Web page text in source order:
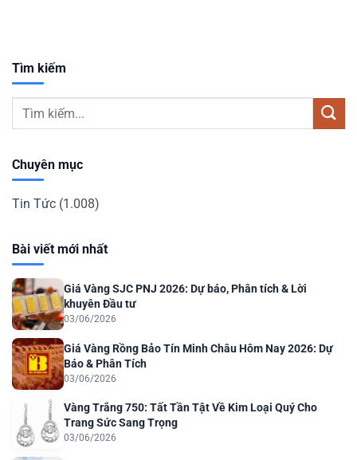
Tìm kiếm
Chuyên mục
Tin Tức (1.008)
Bài viết mới nhất
Giá Vàng SJC PNJ 2026: Dự báo, Phân tích & Lời
khuyên Đầu tư
03/06/2026
Giá Vàng Rồng Bảo Tín Minh Châu Hôm Nay 2026: Dự
Báo & Phân Tích
03/06/2026
Vàng Trắng 750: Tất Tần Tật Về Kim Loại Quý Cho
Trang Sức Sang Trọng
03/06/2026